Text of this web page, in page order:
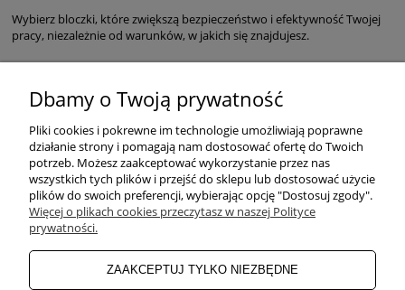
Wybierz bloczki, które zwiększą bezpieczeństwo i efektywność Twojej
pracy, niezależnie od warunków, w jakich się znajdujesz.
POMOC
ZAKUPY
MOJE KONTO
Dbamy o Twoją prywatność
Pliki cookies i pokrewne im technologie umożliwiają poprawne
działanie strony i pomagają nam dostosować ofertę do Twoich
potrzeb. Możesz zaakceptować wykorzystanie przez nas
wszystkich tych plików i przejść do sklepu lub dostosować użycie
plików do swoich preferencji, wybierając opcję "Dostosuj zgody".
Więcej o plikach cookies przeczytasz w naszej Polityce
prywatności.
ZAAKCEPTUJ TYLKO NIEZBĘDNE